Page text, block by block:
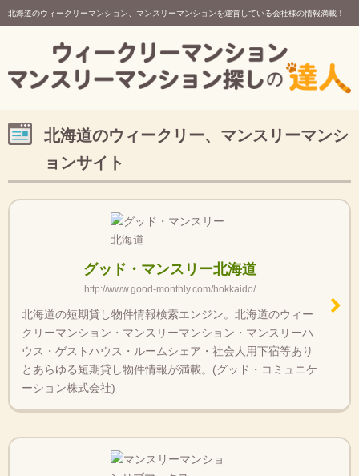
北海道のウィークリーマンション、マンスリーマンションを運営している会社様の情報満載！
北海道のウィークリー、マンスリーマンシ
ョンサイト
グッド・マンスリー北海道
http://www.good-monthly.com/hokkaido/
北海道の短期貸し物件情報検索エンジン。北海道のウィー
クリーマンション・マンスリーマンション・マンスリーハ
ウス・ゲストハウス・ルームシェア・社会人用下宿等あり
とあらゆる短期貸し物件情報が満載。(グッド・コミュニケ
ーション株式会社)